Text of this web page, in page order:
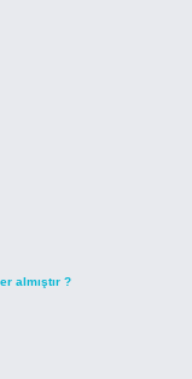
almıştır ?